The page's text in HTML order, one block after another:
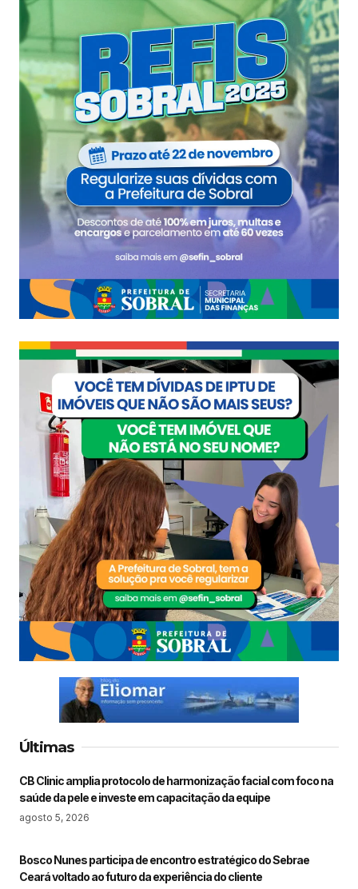
Últimas
CB Clinic amplia protocolo de harmonização facial com foco na
saúde da pele e investe em capacitação da equipe
agosto 5, 2026
Bosco Nunes participa de encontro estratégico do Sebrae
Ceará voltado ao futuro da experiência do cliente